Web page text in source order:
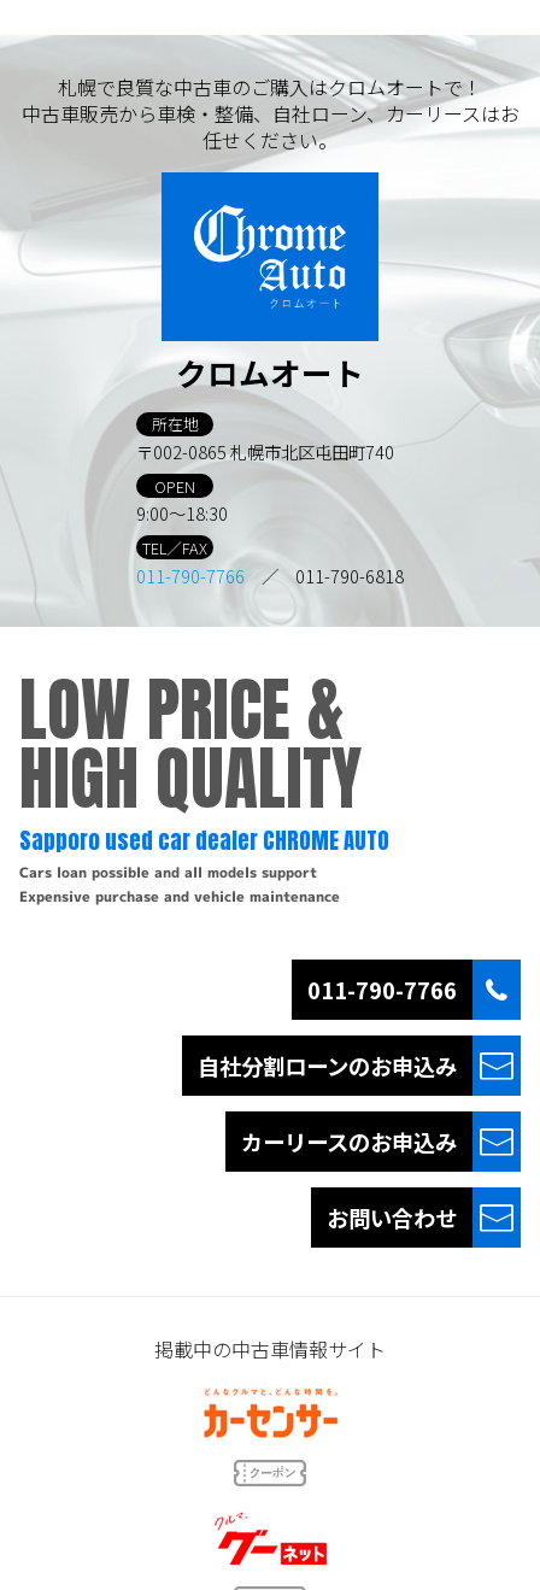
札幌で良質な中古車のご購入はクロムオートで！
中古車販売から車検・整備、自社ローン、カーリースはお
任せください。
クロムオート
所在地
〒002-0865 札幌市北区屯田町740
OPEN
9:00～18:30
TEL／FAX
011-790-7766 ／ 011-790-6818
LOW PRICE &
HIGH QUALITY
Sapporo used car dealer CHROME AUTO
Cars loan possible and all models support
Expensive purchase and vehicle maintenance
011-790-7766
自社分割ローンのお申込み
カーリースのお申込み
お問い合わせ
掲載中の中古車情報サイト